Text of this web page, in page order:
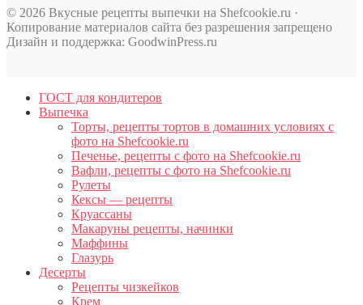
© 2026 Вкусные рецепты выпечки на Shefcookie.ru ·
Копирование материалов сайта без разрешения запрещено
Дизайн и поддержка: GoodwinPress.ru
ГОСТ для кондитеров
Выпечка
Торты, рецепты тортов в домашних условиях с
фото на Shefcookie.ru
Печенье, рецепты с фото на Shefcookie.ru
Вафли, рецепты с фото на Shefcookie.ru
Рулеты
Кексы — рецепты
Круассаны
Макаруны рецепты, начинки
Маффины
Глазурь
Десерты
Рецепты чизкейков
Крем